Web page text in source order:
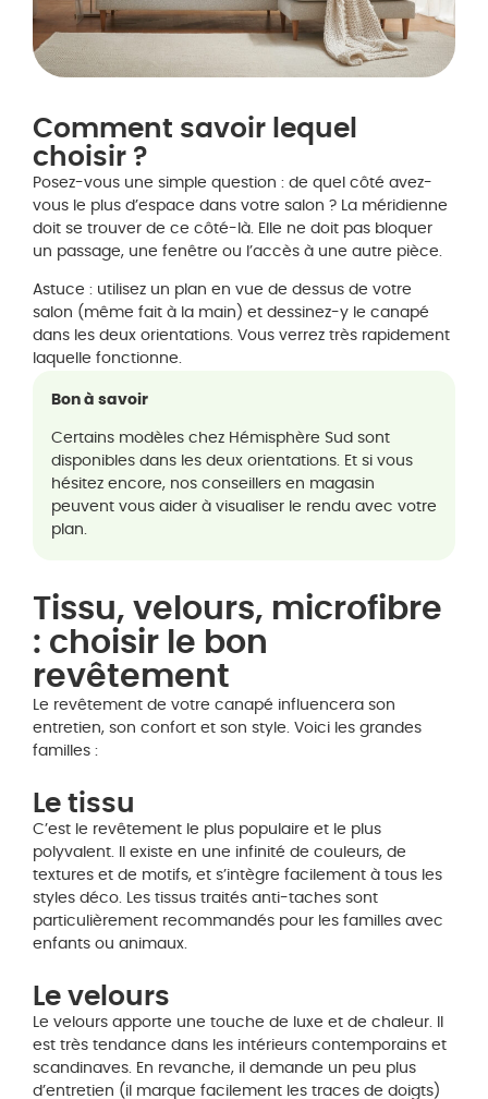
Comment savoir lequel
choisir ?
Posez-vous une simple question : de quel côté avez-
vous le plus d’espace dans votre salon ? La méridienne
doit se trouver de ce côté-là. Elle ne doit pas bloquer
un passage, une fenêtre ou l’accès à une autre pièce.
Astuce : utilisez un plan en vue de dessus de votre
salon (même fait à la main) et dessinez-y le canapé
dans les deux orientations. Vous verrez très rapidement
laquelle fonctionne.
Bon à savoir
Certains modèles chez Hémisphère Sud sont
disponibles dans les deux orientations. Et si vous
hésitez encore, nos conseillers en magasin
peuvent vous aider à visualiser le rendu avec votre
plan.
Tissu, velours, microfibre
: choisir le bon
revêtement
Le revêtement de votre canapé influencera son
entretien, son confort et son style. Voici les grandes
familles :
Le tissu
C’est le revêtement le plus populaire et le plus
polyvalent. Il existe en une infinité de couleurs, de
textures et de motifs, et s’intègre facilement à tous les
styles déco. Les tissus traités anti-taches sont
particulièrement recommandés pour les familles avec
enfants ou animaux.
Le velours
Le velours apporte une touche de luxe et de chaleur. Il
est très tendance dans les intérieurs contemporains et
scandinaves. En revanche, il demande un peu plus
d’entretien (il marque facilement les traces de doigts)